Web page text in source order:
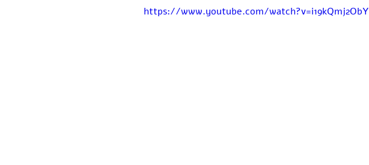
https://www.youtube.com/watch?v=i19kQmj2ObY